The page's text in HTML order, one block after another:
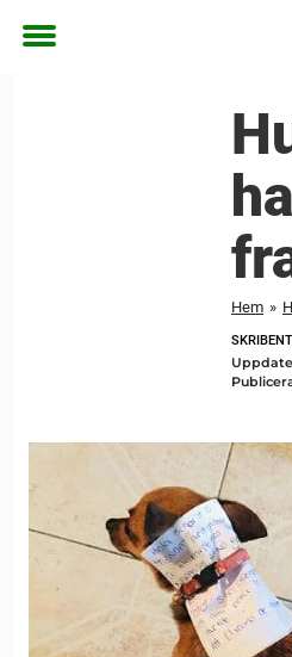
Toggle
Hem »